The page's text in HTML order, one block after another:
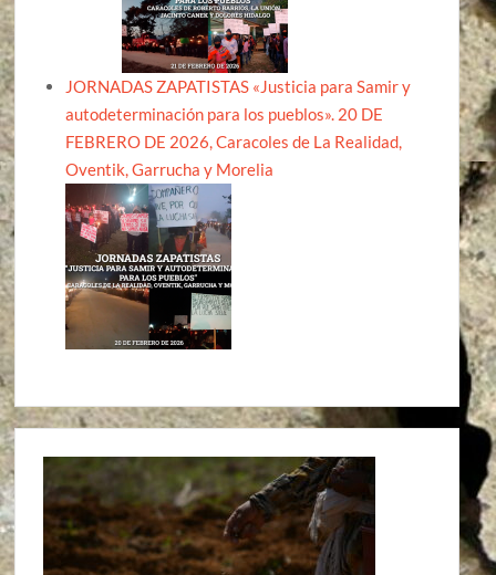
JORNADAS ZAPATISTAS «Justicia para Samir y
autodeterminación para los pueblos». 20 DE
FEBRERO DE 2026, Caracoles de La Realidad,
Oventik, Garrucha y Morelia